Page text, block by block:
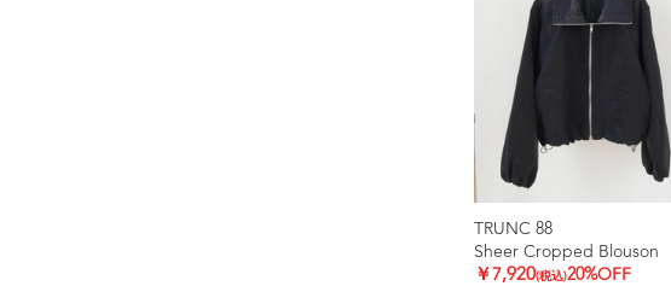
TRUNC 88
Sheer Cropped Blouson
￥7,920(税込)20%OFF